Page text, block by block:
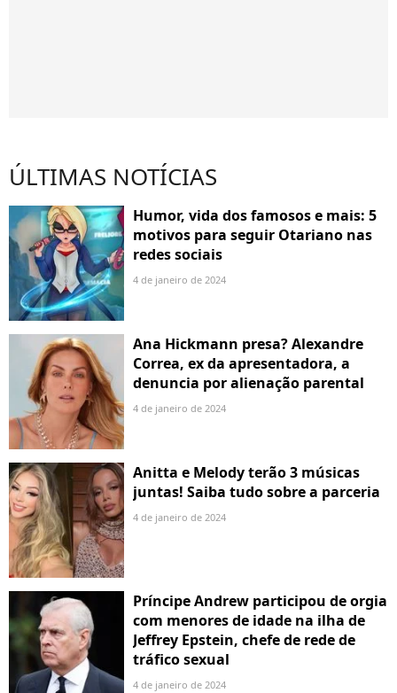
ÚLTIMAS NOTÍCIAS
Humor, vida dos famosos e mais: 5
motivos para seguir Otariano nas
redes sociais
4 de janeiro de 2024
Ana Hickmann presa? Alexandre
Correa, ex da apresentadora, a
denuncia por alienação parental
4 de janeiro de 2024
Anitta e Melody terão 3 músicas
juntas! Saiba tudo sobre a parceria
4 de janeiro de 2024
Príncipe Andrew participou de orgia
com menores de idade na ilha de
Jeffrey Epstein, chefe de rede de
tráfico sexual
4 de janeiro de 2024